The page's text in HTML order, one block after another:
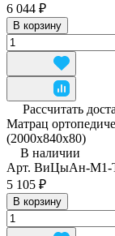
6 044 ₽
В корзину
Рассчитать
Матрац
(2000x840x80)
В наличии
Арт. ВиЦыАн-М1-
5 105 ₽
В корзину